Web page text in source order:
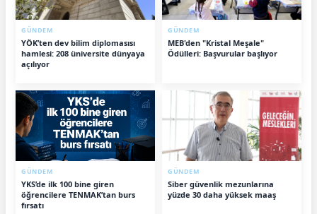
GÜNDEM
YÖK’ten dev bilim diplomasısı
hamlesi: 208 üniversite dünyaya
açılıyor
GÜNDEM
MEB'den "Kristal Meşale"
Ödülleri: Başvurular başlıyor
GÜNDEM
YKS’de ilk 100 bine giren
öğrencilere TENMAK’tan burs
fırsatı
GÜNDEM
Siber güvenlik mezunlarına
yüzde 30 daha yüksek maaş